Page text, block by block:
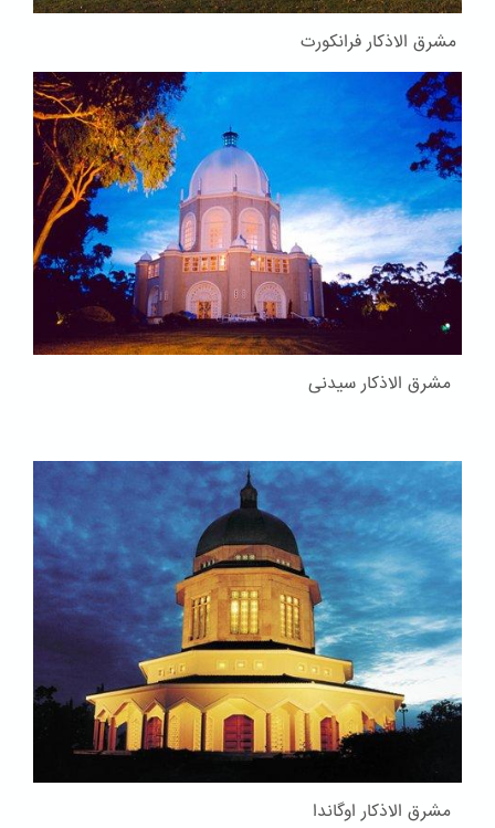
مشرق الاذکار فرانکورت
مشرق الاذکار سیدنی
مشرق الاذکار اوگاندا